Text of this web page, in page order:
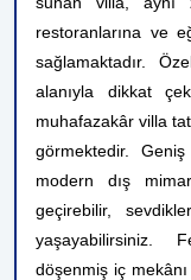
restoranlarına ve
sağlamaktadır.
alanıyla dikkat
muhafazakâr villa
görmektedir.
modern dış
geçirebilir,
yaşayabilirsiniz.
döşenmiş iç